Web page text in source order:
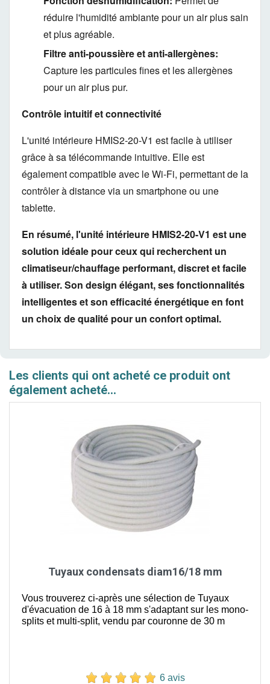
réduire l'humidité ambiante pour un air plus sain
et plus agréable.
Filtre anti-poussière et anti-allergènes:
Capture les particules fines et les allergènes
pour un air plus pur.
Contrôle intuitif et connectivité
L'unité intérieure HMIS2-20-V1 est facile à utiliser
grâce à sa télécommande intuitive. Elle est
également compatible avec le Wi-Fi, permettant de la
contrôler à distance via un smartphone ou une
tablette.
En résumé, l'unité intérieure HMIS2-20-V1 est une
solution idéale pour ceux qui recherchent un
climatiseur/chauffage performant, discret et facile
à utiliser. Son design élégant, ses fonctionnalités
intelligentes et son efficacité énergétique en font
un choix de qualité pour un confort optimal.
Les clients qui ont acheté ce produit ont
également acheté...
Tuyaux condensats diam16/18 mm
Vous trouverez ci-après une sélection de Tuyaux
d'évacuation de 16 à 18 mm s'adaptant sur les mono-
splits et multi-split, vendu par couronne de 30 m
6 avis